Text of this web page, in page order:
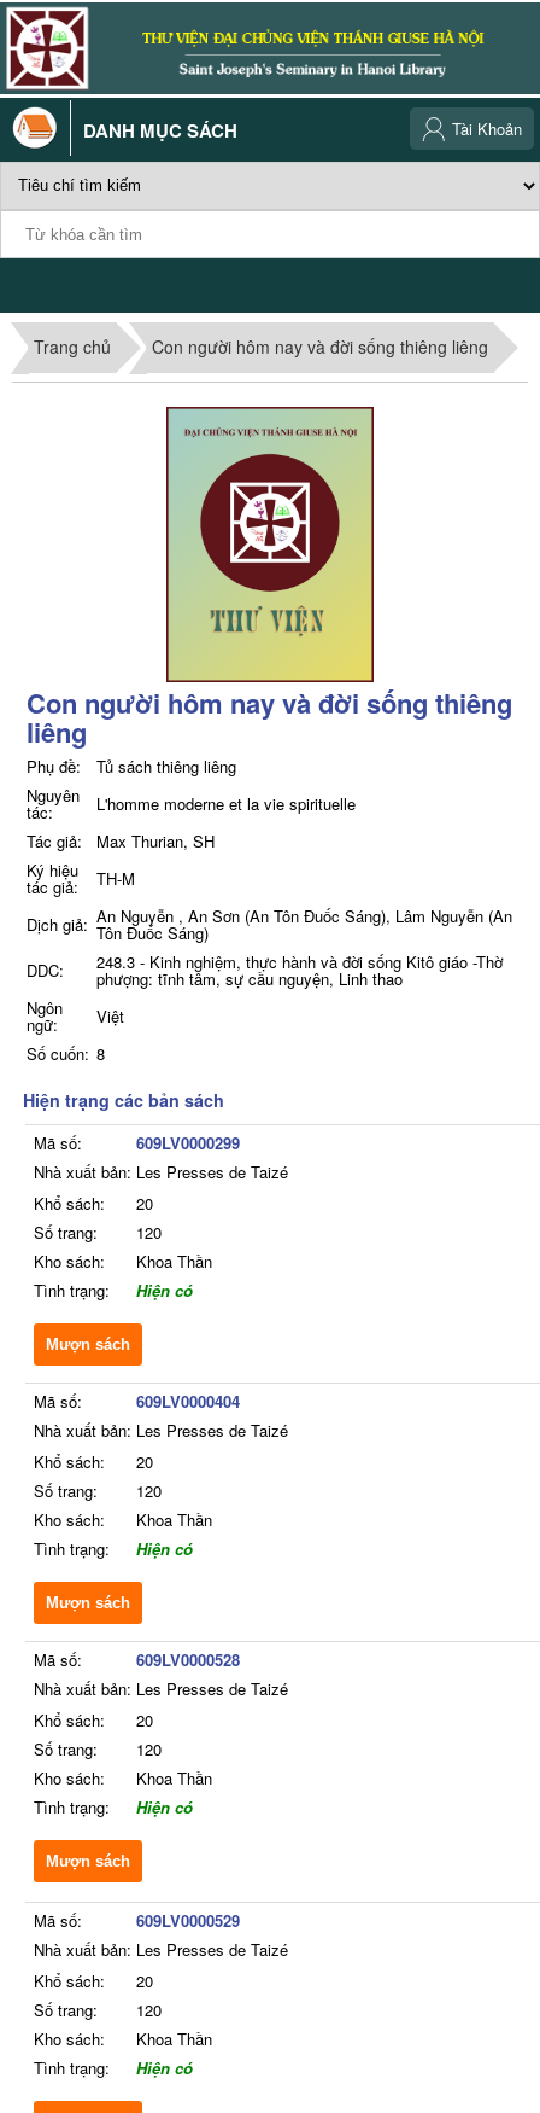
DANH MỤC SÁCH Tài Khoản
Trang chủ Con người hôm nay và đời sống thiêng liêng
Con người hôm nay và đời sống thiêng
liêng
Phụ đề:
Tủ sách thiêng liêng
Nguyên
tác:
L'homme moderne et la vie spirituelle
Tác giả:
Max Thurian, SH
Ký hiệu
tác giả:
TH-M
Dịch giả: An Nguyễn , An Sơn (An Tôn Đuốc Sáng), Lâm Nguyễn (An
Tôn Đuốc Sáng)
DDC:
248.3 - Kinh nghiệm, thực hành và đời sống Kitô giáo -Thờ
phượng: tĩnh tâm, sự cầu nguyện, Linh thao
Ngôn
ngữ:
Việt
Số cuốn: 8
Hiện trạng các bản sách
Mã số:
609LV0000299
Nhà xuất bản: Les Presses de Taizé
Khổ sách:
20
Số trang:
120
Kho sách:
Khoa Thần
Tình trạng:
Hiện có
Mượn sách
Mã số:
609LV0000404
Nhà xuất bản: Les Presses de Taizé
Khổ sách:
20
Số trang:
120
Kho sách:
Khoa Thần
Tình trạng:
Hiện có
Mượn sách
Mã số:
609LV0000528
Nhà xuất bản: Les Presses de Taizé
Khổ sách:
20
Số trang:
120
Kho sách:
Khoa Thần
Tình trạng:
Hiện có
Mượn sách
Mã số:
609LV0000529
Nhà xuất bản: Les Presses de Taizé
Khổ sách:
20
Số trang:
120
Kho sách:
Khoa Thần
Tình trạng:
Hiện có